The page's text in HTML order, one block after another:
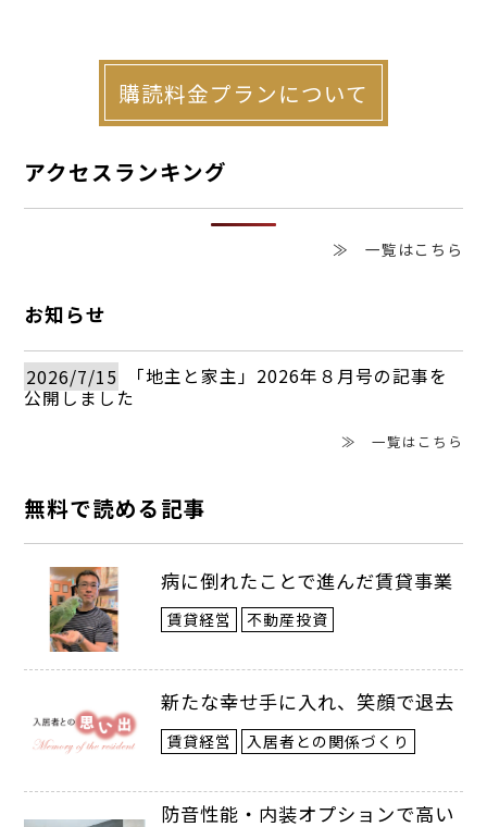
ナー（大阪市）は今、20年前を振り返り、
かつての自身の選択が正解だったと実感し
４軒連なる木造建築 家賃は年間
寺西オーナーが所有しているその名も
「寺西家阿倍野長屋」という物件は、築90
筋線昭和町駅から徒歩1分ほどの路地を曲
がったところにあり、今は四つのテナント
が入居している。入居する4店はいずれも
飲食店。中国料理店、そば店、焼き肉店、
レストランだ。どの店舗も、古民家の良さ
を生かしつつ内装を改装して「味のある」
雰囲気を提供している。訪れる客からも
「古民家の雰囲気の中で落ち着いて食事が
購読料金プランについて
アクセスランキング
≫ 一覧はこちら
お知らせ
2026/7/15
「地主と家主」2026年８月号の記事を
公開しました
≫ 一覧はこちら
無料で読める記事
病に倒れたことで進んだ賃貸事業
賃貸経営 不動産投資
新たな幸せ手に入れ、笑顔で退去
賃貸経営 入居者との関係づくり
防音性能・内装オプションで高い